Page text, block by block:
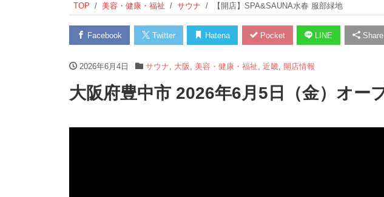
TOP 美容・健康・福祉 サウナ 【開店】SPA&SAUNA水春 服部緑地
Facebook Twitter Hatena Pocket LINE Share
2026年6月4日 サウナ 大阪 美容・健康・福祉 近畿, 開店情報
大阪府豊中市 2026年6月5日（金）オー